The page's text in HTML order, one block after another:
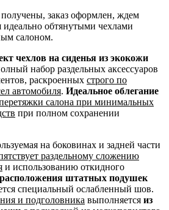
заказ оформлен, ждем
идеально обтянутыми чехлами
салоном.
чехлов на сиденья из экокожи
набор раздельных аксессуаров
раскроенных строго по
автомобиля. Идеальное облегание
салона при минимальных
при полном сохранении
на боковинах и задней части
раздельному сложению
и использованию откидного
штатных подушек
специальный ослабленный шов.
и подголовника выполняется из